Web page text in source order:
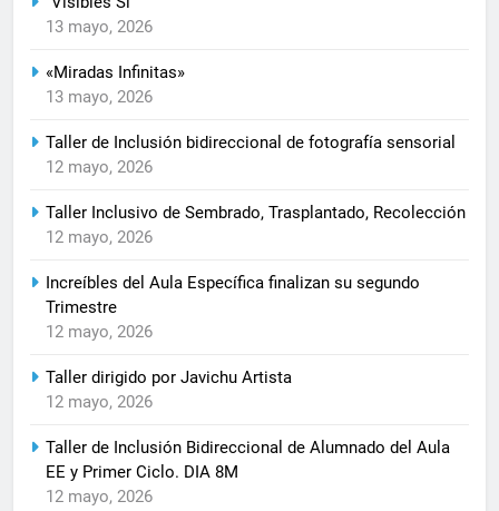
13 mayo, 2026
«Miradas Infinitas»
13 mayo, 2026
Taller de Inclusión bidireccional de fotografía sensorial
12 mayo, 2026
Taller Inclusivo de Sembrado, Trasplantado, Recolección
12 mayo, 2026
Increíbles del Aula Específica finalizan su segundo
Trimestre
12 mayo, 2026
Taller dirigido por Javichu Artista
12 mayo, 2026
Taller de Inclusión Bidireccional de Alumnado del Aula
EE y Primer Ciclo. DIA 8M
12 mayo, 2026